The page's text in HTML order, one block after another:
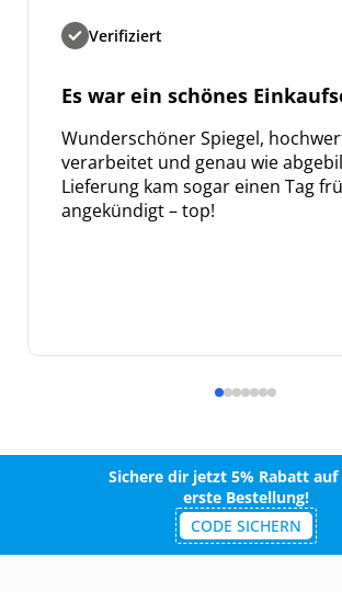
Verifiziert
Es war ein schönes
Wunderschöner Spiegel,
verarbeitet und genau wie
Lieferung kam sogar einen Tag
angekündigt – top!
Sichere dir jetzt 5% Rabatt auf
erste Bestellung!
CODE SICHERN